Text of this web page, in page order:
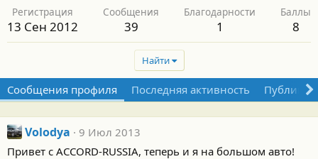
Регистрация
13 Сен 2012
Сообщения
39
Благодарности
1
Баллы
8
Найти
Сообщения профиля Последняя активность
Volodya
9 Июл 2013
Привет с ACCORD-RUSSIA, теперь и я на большом авто!